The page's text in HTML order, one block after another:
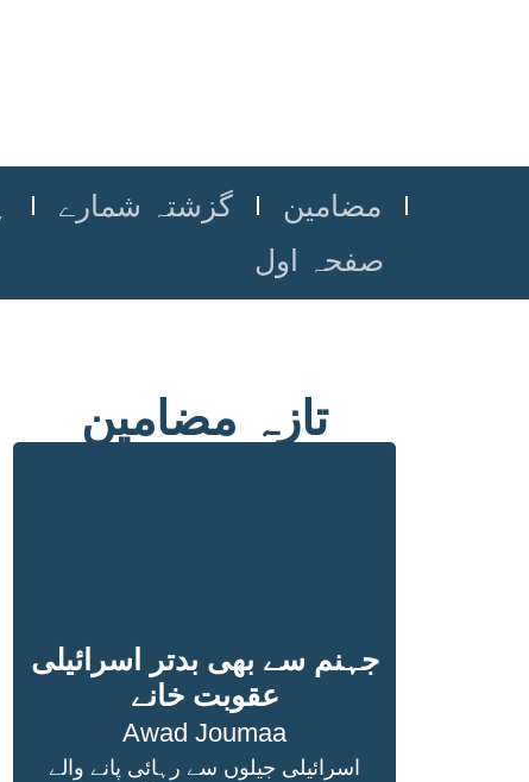
گزشتہ شمارے
مضامین
صفحہ اول
تازہ مضامین
جہنم سے بھی بدتر اسرائیلی
عقوبت خانے
Awad Joumaa
اسرائیلی جیلوں سے رہائی پانے والے